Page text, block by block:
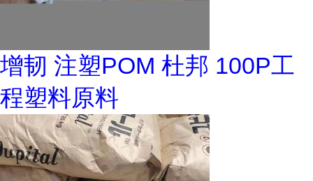
增韧 注塑POM 杜邦 100P工
程塑料原料